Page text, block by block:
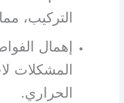
التركيب،
إهمال
المشكلات
الحراري.